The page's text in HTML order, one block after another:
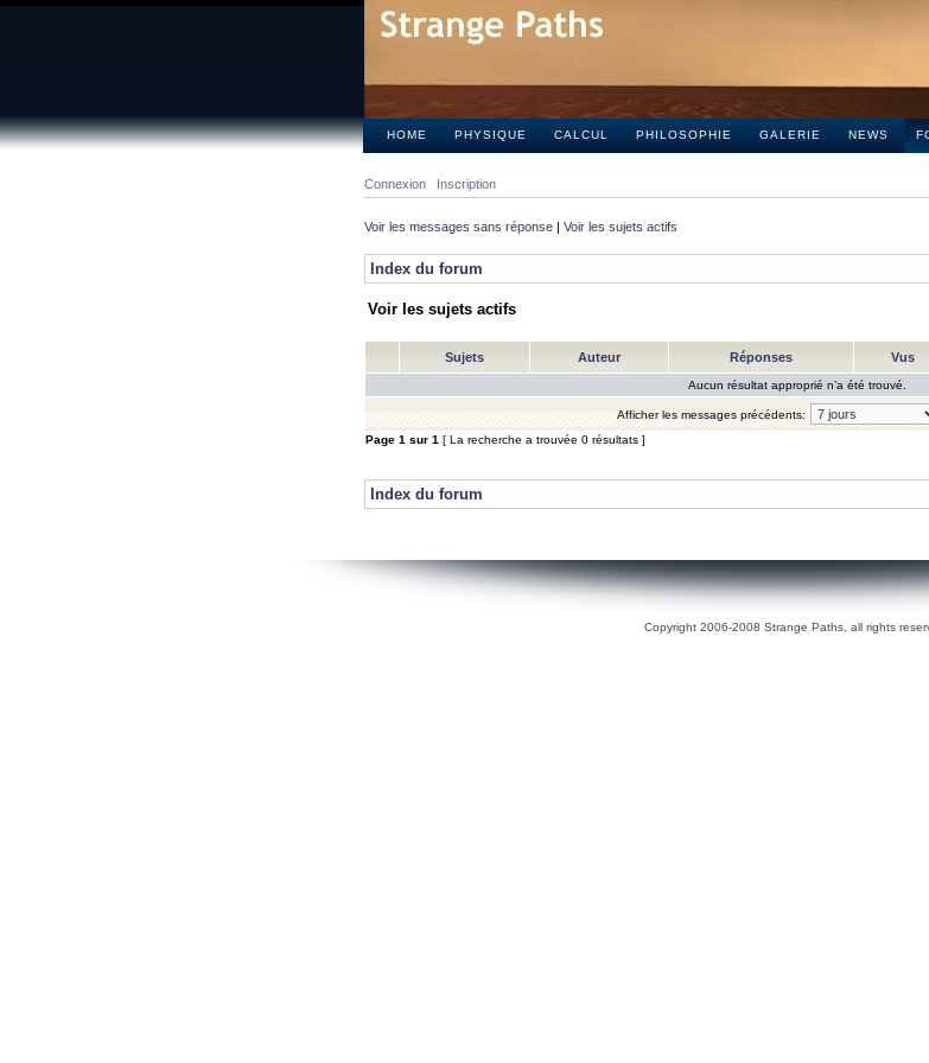
HOME PHYSIQUE CALCUL PHILOSOPHIE GALERIE NEWS
Connexion Inscription
Voir les messages sans réponse | Voir les sujets actifs
Index du forum
Voir les sujets actifs
Sujets Auteur Réponses Vus
Aucun résultat approprié n’a été trouvé.
Afficher les messages précédents:
Page 1 sur 1 [ La recherche a trouvée 0 résultats ]
Index du forum
Copyright 2006-2008 Strange Paths, all rights